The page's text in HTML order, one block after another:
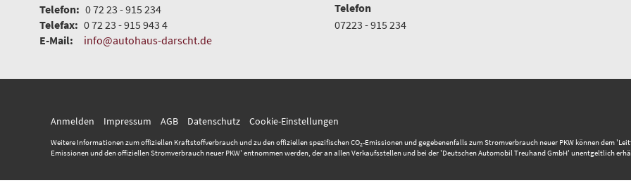
Telefon: 0 72 23 - 915 234
Telefax: 0 72 23 - 915 943 4
E-Mail:
info@autohaus-darscht.de
Telefon
07223 - 915 234
Anmelden Impressum AGB Datenschutz Cookie-Einstellungen
Weitere Informationen zum offiziellen Kraftstoffverbrauch und zu den offiziellen spezifischen CO2-Emissionen und gegebenenfalls zum Stromverbrauch neuer PKW können dem
Emissionen und den offiziellen Stromverbrauch neuer PKW' entnommen werden, der an allen Verkaufsstellen und bei der 'Deutschen Automobil Treuhand GmbH' unentgeltlich